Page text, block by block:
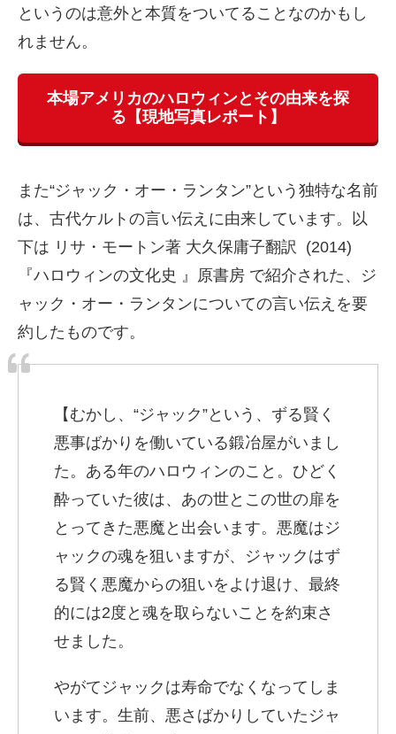
というのは意外と本質をついてることなのかもし
れません。
本場アメリカのハロウィンとその由来を探
る【現地写真レポート】
また“ジャック・オー・ランタン”という独特な名前
は、古代ケルトの言い伝えに由来しています。以
下は リサ・モートン著 大久保庸子翻訳 (2014)
『ハロウィンの文化史 』原書房 で紹介された、ジ
ャック・オー・ランタンについての言い伝えを要
約したものです。
【むかし、“ジャック”という、ずる賢く
悪事ばかりを働いている鍛冶屋がいまし
た。ある年のハロウィンのこと。ひどく
酔っていた彼は、あの世とこの世の扉を
とってきた悪魔と出会います。悪魔はジ
ャックの魂を狙いますが、ジャックはず
る賢く悪魔からの狙いをよけ退け、最終
的には2度と魂を取らないことを約束さ
せました。
やがてジャックは寿命でなくなってしま
います。生前、悪さばかりしていたジャ